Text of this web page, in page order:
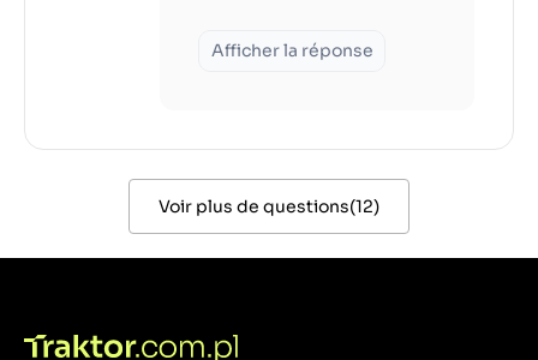
Afficher la réponse
Voir plus de questions(12)